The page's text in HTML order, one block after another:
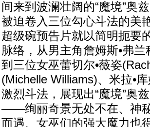
间来到波澜壮阔的“魔境”奥
被迫卷入三位勾心斗法的美
超级碗预告片就以简明扼要
脉络，从男主角詹姆斯•弗
到三位女巫蕾切尔•薇姿
(Michelle Williams)、米拉•
激烈斗法，展现出“魔境”奥
——绚丽奇景无处不在、神
而遇、女巫们的强大魔力也